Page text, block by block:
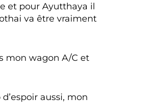
et pour Ayutthaya il
va être vraiment
mon wagon A/C et
aussi, mon